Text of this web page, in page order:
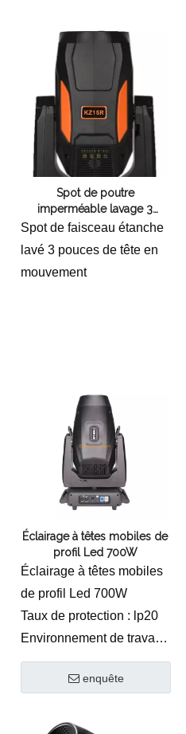
Spot de poutre
imperméable lavage 3
pouces de la tête mobile
Spot de faisceau étanche
lavé 3 pouces de tête en
mouvement
Éclairage à têtes mobiles de
profil Led 700W
Éclairage à têtes mobiles
de profil Led 700W
Taux de protection : lp20
Environnement de travail :
0-45 C
Taille du produit:
Taille du carton :
enquête